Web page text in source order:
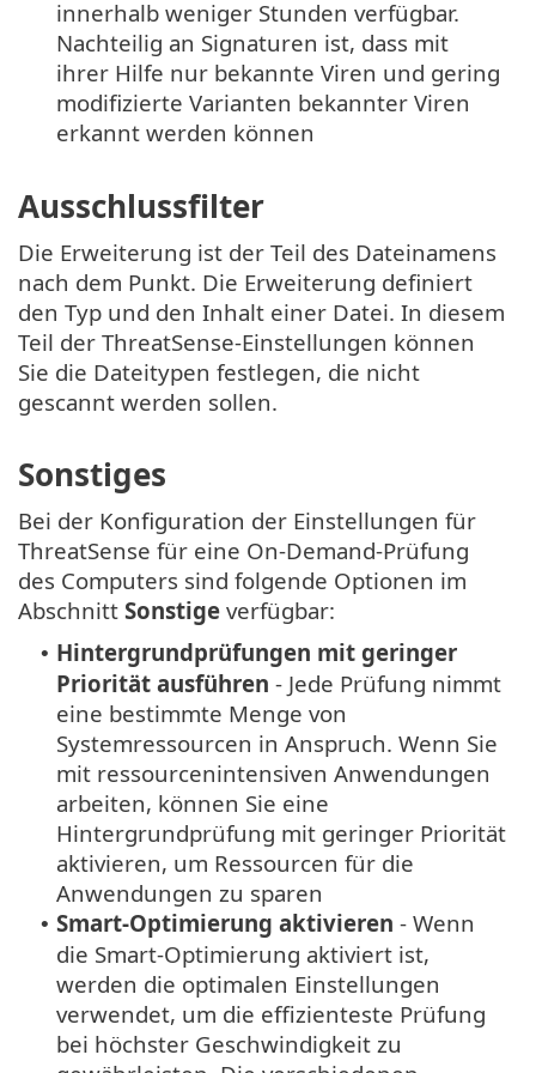
innerhalb weniger Stunden verfügbar.
Nachteilig an Signaturen ist, dass mit
ihrer Hilfe nur bekannte Viren und gering
modifizierte Varianten bekannter Viren
erkannt werden können
Ausschlussfilter
Die Erweiterung ist der Teil des Dateinamens
nach dem Punkt. Die Erweiterung definiert
den Typ und den Inhalt einer Datei. In diesem
Teil der ThreatSense-Einstellungen können
Sie die Dateitypen festlegen, die nicht
gescannt werden sollen.
Sonstiges
Bei der Konfiguration der Einstellungen für
ThreatSense für eine On-Demand-Prüfung
des Computers sind folgende Optionen im
Abschnitt Sonstige verfügbar:
• Hintergrundprüfungen mit geringer
Priorität ausführen - Jede Prüfung nimmt
eine bestimmte Menge von
Systemressourcen in Anspruch. Wenn Sie
mit ressourcenintensiven Anwendungen
arbeiten, können Sie eine
Hintergrundprüfung mit geringer Priorität
aktivieren, um Ressourcen für die
Anwendungen zu sparen
• Smart-Optimierung aktivieren - Wenn
die Smart-Optimierung aktiviert ist,
werden die optimalen Einstellungen
verwendet, um die effizienteste Prüfung
bei höchster Geschwindigkeit zu